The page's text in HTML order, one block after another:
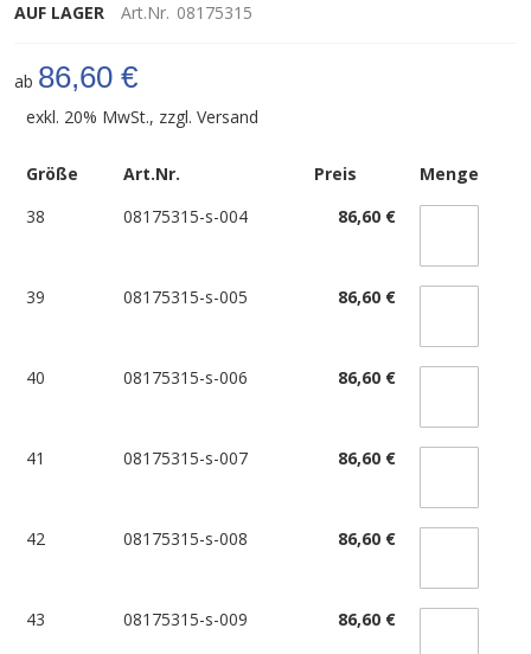
AUF LAGER Art.Nr. 08175315
ab 86,60 €
exkl. 20% MwSt., zzgl. Versand
Größe Art.Nr. Preis
Menge
38
08175315-s-004 86,60 €
39 08175315-s-005 86,60 €
40 08175315-s-006 86,60 €
41 08175315-s-007 86,60 €
42 08175315-s-008 86,60 €
43 08175315-s-009 86,60 €